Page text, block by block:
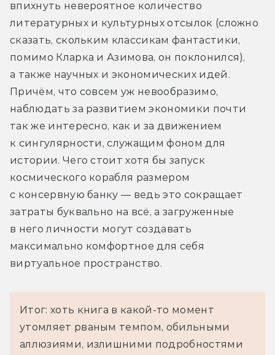
впихнуть невероятное количество
литературных и культурных отсылок (сложно
сказать, скольким классикам фантастики,
помимо Кларка и Азимова, он поклонился),
а также научных и экономических идей.
Причём, что совсем уж невообразимо,
наблюдать за развитием экономики почти
так же интересно, как и за движением
к сингулярности, служащим фоном для
истории. Чего стоит хотя бы запуск
космического корабля размером
с консервную банку — ведь это сокращает
затраты буквально на всё, а загруженные
в него личности могут создавать
максимально комфортное для себя
виртуальное пространство.
Итог: хоть книга в какой-то момент
утомляет рваным темпом, обильными
аллюзиями, излишними подробностями